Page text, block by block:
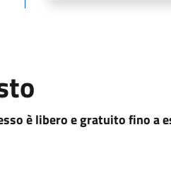
è libero e gratuito fino a